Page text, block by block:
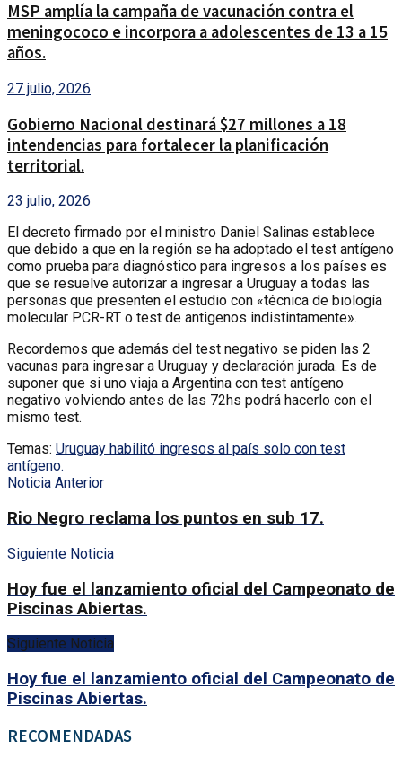
MSP amplía la campaña de vacunación contra el
meningococo e incorpora a adolescentes de 13 a 15
años.
27 julio, 2026
Gobierno Nacional destinará $27 millones a 18
intendencias para fortalecer la planificación
territorial.
23 julio, 2026
El decreto firmado por el ministro Daniel Salinas establece
que debido a que en la región se ha adoptado el test antígeno
como prueba para diagnóstico para ingresos a los países es
que se resuelve autorizar a ingresar a Uruguay a todas las
personas que presenten el estudio con «técnica de biología
molecular PCR-RT o test de antigenos indistintamente».
Recordemos que además del test negativo se piden las 2
vacunas para ingresar a Uruguay y declaración jurada. Es de
suponer que si uno viaja a Argentina con test antígeno
negativo volviendo antes de las 72hs podrá hacerlo con el
mismo test.
Temas: Uruguay habilitó ingresos al país solo con test
antígeno.
Noticia Anterior
Rio Negro reclama los puntos en sub 17.
Siguiente Noticia
Hoy fue el lanzamiento oficial del Campeonato de
Piscinas Abiertas.
Siguiente Noticia
Hoy fue el lanzamiento oficial del Campeonato de
Piscinas Abiertas.
RECOMENDADAS